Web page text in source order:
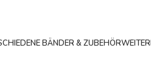
BÄNDER & ZUBEHÖR